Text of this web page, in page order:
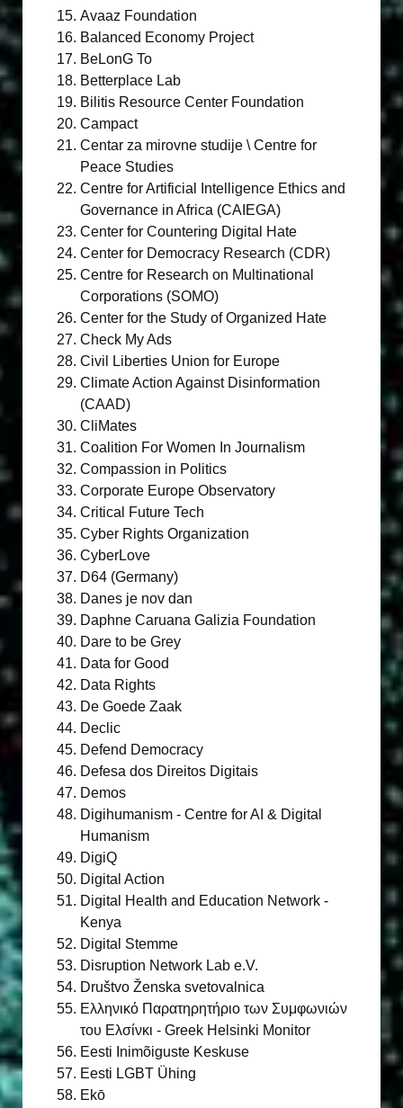
Avaaz Foundation
Balanced Economy Project
BeLonG To
Betterplace Lab
Bilitis Resource Center Foundation
Campact
Centar za mirovne studije \ Centre for
Peace Studies
Centre for Artificial Intelligence Ethics and
Governance in Africa (CAIEGA)
Center for Countering Digital Hate
Center for Democracy Research (CDR)
Centre for Research on Multinational
Corporations (SOMO)
Center for the Study of Organized Hate
Check My Ads
Civil Liberties Union for Europe
Climate Action Against Disinformation
(CAAD)
CliMates
Coalition For Women In Journalism
Compassion in Politics
Corporate Europe Observatory
Critical Future Tech
Cyber Rights Organization
CyberLove
D64 (Germany)
Danes je nov dan
Daphne Caruana Galizia Foundation
Dare to be Grey
Data for Good
Data Rights
De Goede Zaak
Declic
Defend Democracy
Defesa dos Direitos Digitais
Demos
Digihumanism - Centre for AI & Digital
Humanism
DigiQ
Digital Action
Digital Health and Education Network -
Kenya
Digital Stemme
Disruption Network Lab e.V.
Društvo Ženska svetovalnica
Ελληνικό Παρατηρητήριο των Συμφωνιών
του Ελσίνκι - Greek Helsinki Monitor
Eesti Inimõiguste Keskuse
Eesti LGBT Ühing
Ekō